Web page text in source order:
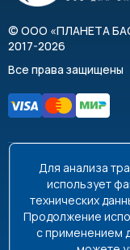
© ООО «ПЛАНЕТА
2017-2026
Все права защищены
8 495 663-99-
г. Москва,
Для анализа
использует
технических
Продолжение
с применением